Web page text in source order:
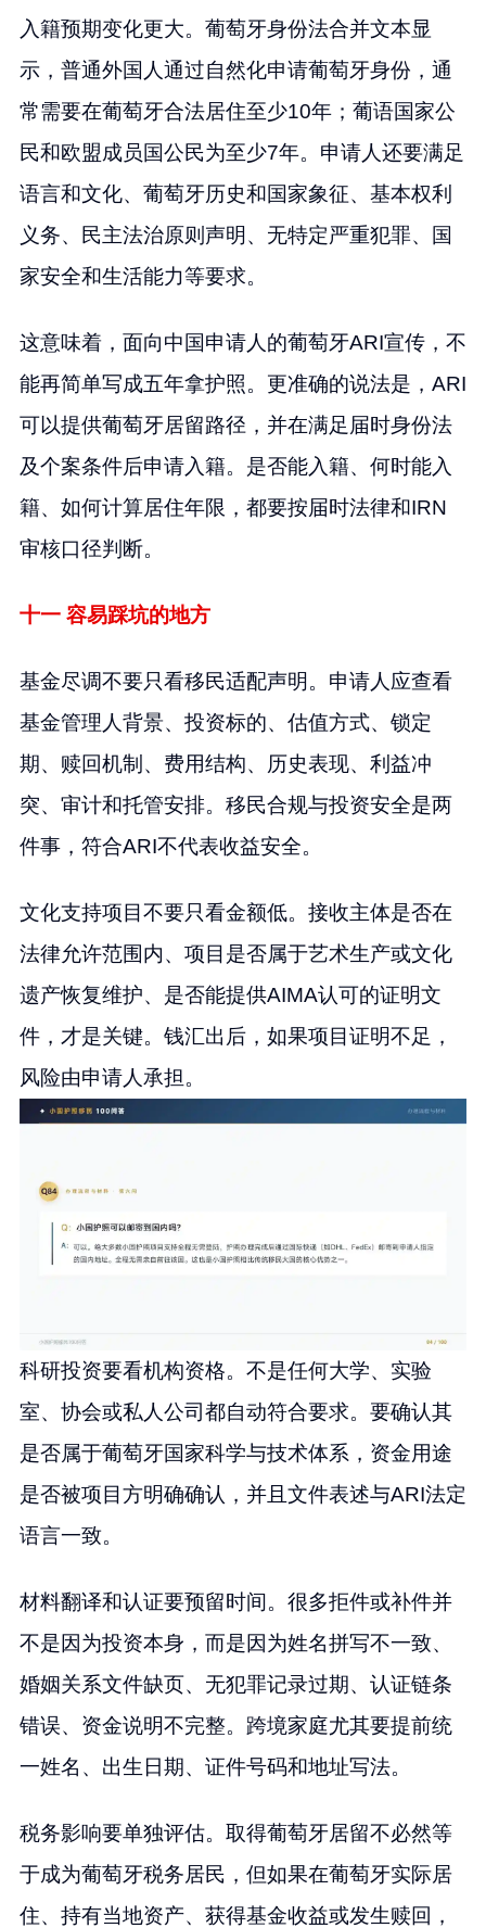
入籍预期变化更大。葡萄牙身份法合并文本显
示，普通外国人通过自然化申请葡萄牙身份，通
常需要在葡萄牙合法居住至少10年；葡语国家公
民和欧盟成员国公民为至少7年。申请人还要满足
语言和文化、葡萄牙历史和国家象征、基本权利
义务、民主法治原则声明、无特定严重犯罪、国
家安全和生活能力等要求。
这意味着，面向中国申请人的葡萄牙ARI宣传，不
能再简单写成五年拿护照。更准确的说法是，ARI
可以提供葡萄牙居留路径，并在满足届时身份法
及个案条件后申请入籍。是否能入籍、何时能入
籍、如何计算居住年限，都要按届时法律和IRN
审核口径判断。
十一 容易踩坑的地方
基金尽调不要只看移民适配声明。申请人应查看
基金管理人背景、投资标的、估值方式、锁定
期、赎回机制、费用结构、历史表现、利益冲
突、审计和托管安排。移民合规与投资安全是两
件事，符合ARI不代表收益安全。
文化支持项目不要只看金额低。接收主体是否在
法律允许范围内、项目是否属于艺术生产或文化
遗产恢复维护、是否能提供AIMA认可的证明文
件，才是关键。钱汇出后，如果项目证明不足，
风险由申请人承担。
科研投资要看机构资格。不是任何大学、实验
室、协会或私人公司都自动符合要求。要确认其
是否属于葡萄牙国家科学与技术体系，资金用途
是否被项目方明确确认，并且文件表述与ARI法定
语言一致。
材料翻译和认证要预留时间。很多拒件或补件并
不是因为投资本身，而是因为姓名拼写不一致、
婚姻关系文件缺页、无犯罪记录过期、认证链条
错误、资金说明不完整。跨境家庭尤其要提前统
一姓名、出生日期、证件号码和地址写法。
税务影响要单独评估。取得葡萄牙居留不必然等
于成为葡萄牙税务居民，但如果在葡萄牙实际居
住、持有当地资产、获得基金收益或发生赎回，